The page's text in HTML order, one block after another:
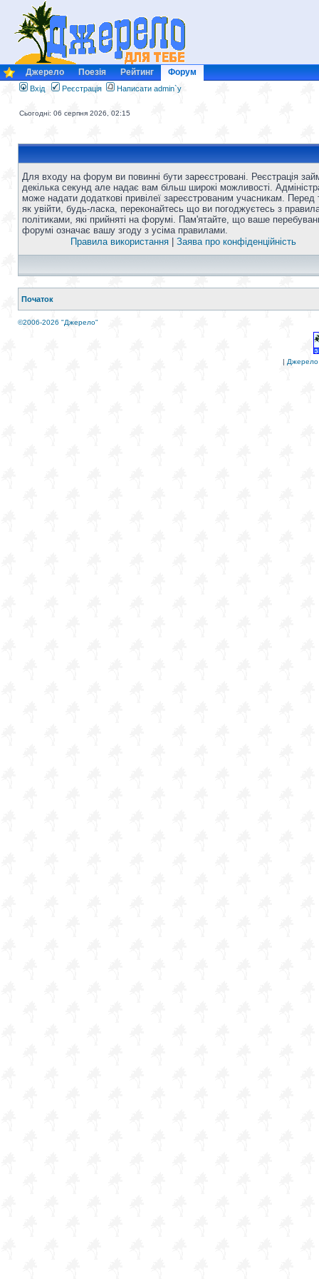
Джерело Поезія Рейтинг Форум
Вхід Реєстрація Написати admin`у
Сьогодні: 06 серпня 2026, 02:15
Для входу на форум ви повинні бути зареєстровані. Реєстрація
декілька секунд але надає вам більш широкі можливості.
може надати додаткові привілеї зареєстрованим учасникам. Перед
як увійти, будь-ласка, переконайтесь що ви погоджуєтесь з
політиками, які прийняті на форумі. Пам'ятайте, що ваше
форумі означає вашу згоду з усіма правилами.
Правила використання
Заява про конфіденційність
Початок
©2006-2026 "Джерело"
| Джерело